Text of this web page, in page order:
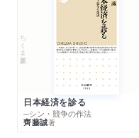
ちくま新書
日本経済を診る
─シン・競争の作法
齊藤誠著